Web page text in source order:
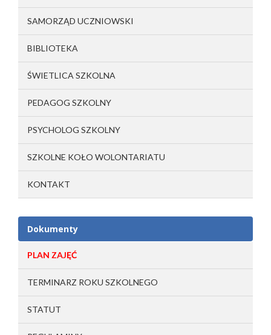
SAMORZĄD UCZNIOWSKI
BIBLIOTEKA
ŚWIETLICA SZKOLNA
PEDAGOG SZKOLNY
PSYCHOLOG SZKOLNY
SZKOLNE KOŁO WOLONTARIATU
KONTAKT
Dokumenty
PLAN ZAJĘĆ
TERMINARZ ROKU SZKOLNEGO
STATUT